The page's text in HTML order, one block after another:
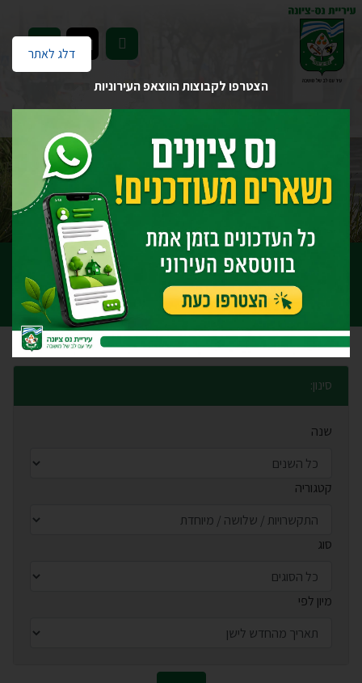
הצטרפו לקבוצות הווצאפ העירוניות
דלג לאתר EN
פרוטוקולים התקשרויות / שלושה / מיוחדת
פרוטוקולים
סינון:
שנה
קטגוריה
סוג
מיון לפי